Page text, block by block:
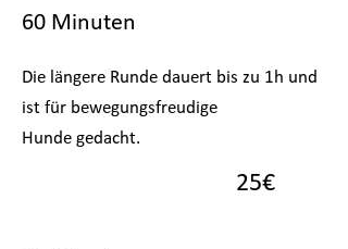
60 Minuten
Die längere Runde dauert bis zu 1h und
ist für bewegungsfreudige
Hunde gedacht.
25€